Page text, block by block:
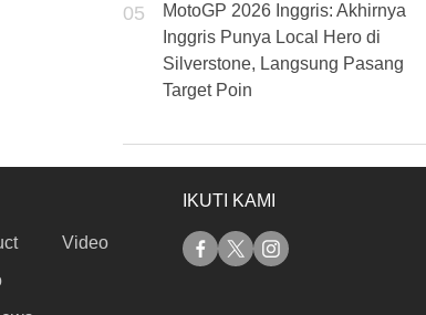
05
MotoGP 2026 Inggris: Akhirnya
Inggris Punya Local Hero di
Silverstone, Langsung Pasang
Target Poin
Video
IKUTI KAMI